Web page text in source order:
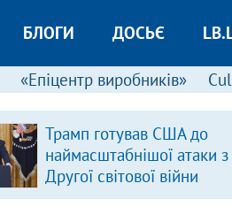
БЛОГИ ДОСЬЄ
«Епіцентр виробників»
Трамп готував США до
наймасштабнішої атаки з
Другої світової війни